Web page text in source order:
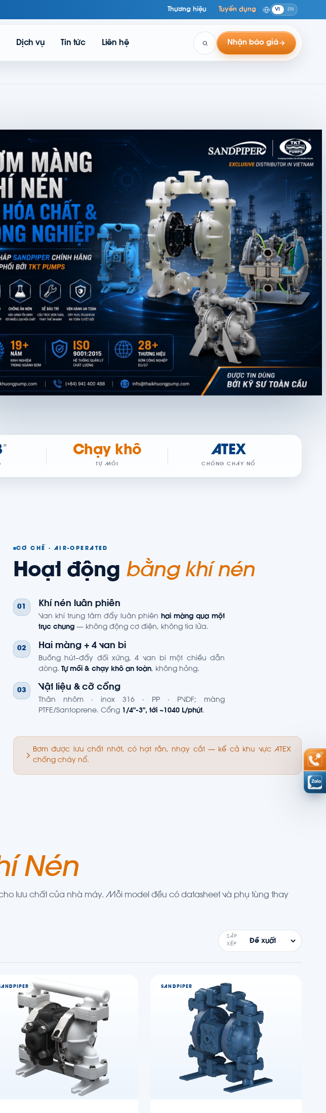
Thương hiệu Tuyển dụng VI EN
Dịch vụ Tin tức Liên hệ Nhận báo giá
" Chạy khô
TỰ MỒI
ATEX
CHỐNG CHÁY NỔ
CƠ CHẾ · AIR-OPERATED
Hoạt động bằng khí nén
01 Khí nén luân phiên
Van khí trung tâm đẩy luân phiênhai màng qua một
trục chung — không động cơ điện, không tia lửa.
02 Hai màng + 4 van bi
Buồng hút–đẩy đối xứng, 4 van bi một chiều dẫn
dòng. Tự mồi & chạy khô an toàn, không hỏng.
03 Vật liệu & cỡ cổng
Thân nhôm · inox 316 · PP · PVDF; màng
PTFE/Santoprene. Cổng 1/4"-3", tới ~1040 L/phút.
Bơm được lưu chất nhớt, có hạt rắn, nhạy cắt — kể cả khu vực ATEX
chống cháy nổ.
Nén
lưu chất của nhà máy. Mỗi model đều có datasheet và phụ tùng thay
SẮP
XẾP
SANDPIPER